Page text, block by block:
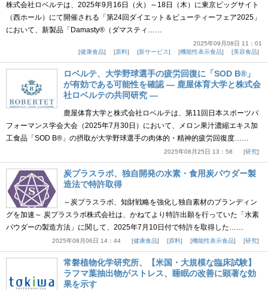
株式会社ロベルテは、2025年9月16日（火）～18日（木）に東京ビッグサイト
（西ホール）にて開催される「第24回ダイエット＆ビューティーフェア2025」
において、新製品「Damasty®（ダマスティ……
2025年09月08日 11：01
健康食品
原料 新サービス 機能性表示食品 美容食品
ロベルテ、大学野球選手の疲労回復に「SOD B®」
が有効である可能性を確認 ― 鹿屋体育大学と株式会
社ロベルテの共同研究 ―
鹿屋体育大学と株式会社ロベルテは、第11回日本スポーツパ
フォーマンス学会大会（2025年7月30日）において、メロン果汁濃縮エキス加
工食品「SOD B®」の摂取が大学野球選手の肉体的・精神的疲労回復度……
2025年08月25日 13：58 研究
炭プラスラボ、独自開発の水素・食用炭パウダー製
造法で特許取得
～炭プラスラボ、知財戦略を強化し独自素材のブランディン
グを加速～ 炭プラスラボ株式会社は、かねてより特許出願を行っていた「水素
パウダーの製造方法」に関して、2025年7月10日付で特許を取得した……
2025年08月06日 14：44 健康食品 原料 機能性表示食品 研究
常磐植物化学研究所、【米国・大規模な臨床試験】
ラフマ葉抽出物がストレス、睡眠の改善に顕著な効
果を示す